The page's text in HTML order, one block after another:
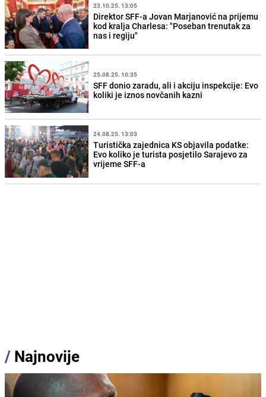
23.10.25. 13:05
Direktor SFF-a Jovan Marjanović na prijemu
kod kralja Charlesa: "Poseban trenutak za
nas i regiju"
25.08.25. 10:35
SFF donio zaradu, ali i akciju inspekcije: Evo
koliki je iznos novčanih kazni
24.08.25. 13:03
Turistička zajednica KS objavila podatke:
Evo koliko je turista posjetilo Sarajevo za
vrijeme SFF-a
/ Najnovije